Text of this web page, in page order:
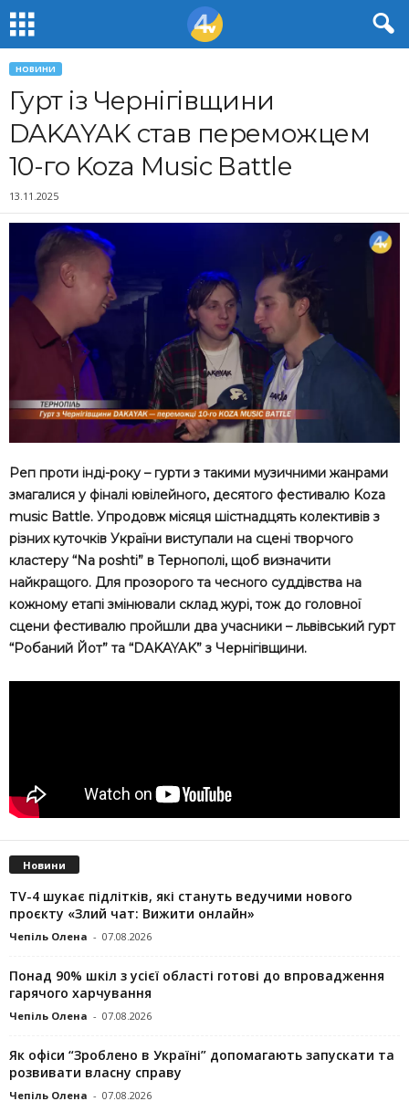
НОВИНИ
Гурт із Чернігівщини
DAKAYAK став переможцем
10-го Koza Music Battle
13.11.2025
Реп проти інді-року – гурти з такими музичними жанрами
змагалися у фіналі ювілейного, десятого фестивалю Kоza
music Battle. Упродовж місяця шістнадцять колективів з
різних куточків України виступали на сцені творчого
кластеру “Na poshti” в Тернополі, щоб визначити
найкращого. Для прозорого та чесного суддівства на
кожному етапі змінювали склад журі, тож до головної
сцени фестивалю пройшли два учасники – львівський гурт
“Робаний Йот” та “DAKAYAK” з Чернігівщини.
Новини
TV-4 шукає підлітків, які стануть ведучими нового
проєкту «Злий чат: Вижити онлайн»
Чепіль Олена - 07.08.2026
Понад 90% шкіл з усієї області готові до впровадження
гарячого харчування
Чепіль Олена - 07.08.2026
Як офіси “Зроблено в Україні” допомагають запускaти та
розвивати власну справу
Чепіль Олена - 07.08.2026